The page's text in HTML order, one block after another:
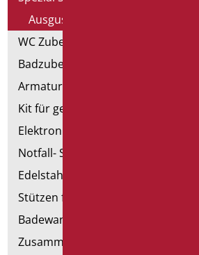
Ausgussbecken
WC Zubehörteil
Badzubehörteil
Armaturen
Kit für genehmigte Badezimmer
Elektronische Handtrockner
Notfall- Sanitärartikel
Edelstahl-Sanitär
Stützen für Trockenbau
Badewannen mit Tür
Zusammenstellbare Handläufe